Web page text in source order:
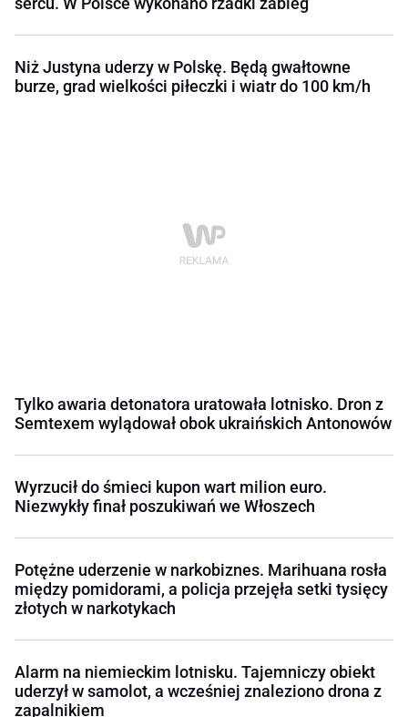
Niż Justyna uderzy w Polskę. Będą gwałtowne
burze, grad wielkości piłeczki i wiatr do 100 km/h
Tylko awaria detonatora uratowała lotnisko. Dron z
Semtexem wylądował obok ukraińskich Antonowów
Wyrzucił do śmieci kupon wart milion euro.
Niezwykły finał poszukiwań we Włoszech
Potężne uderzenie w narkobiznes. Marihuana rosła
między pomidorami, a policja przejęła setki tysięcy
złotych w narkotykach
Alarm na niemieckim lotnisku. Tajemniczy obiekt
uderzył w samolot, a wcześniej znaleziono drona z
zapalnikiem